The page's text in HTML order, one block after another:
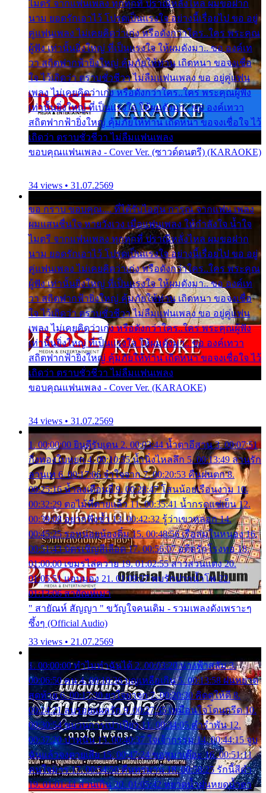
ไมตรี จากแฟนเพลง ทุกทุกที่ ปราณีหลั่งไหล ผมขอฝาก
นาม ยอดรักเอาไว้ โปรดเป็นแรงใจ อย่างนี้เรื่อยไป ขอ อยู่
คู่แฟนเพลง ไม่เคยคิดว่าเก่ง หรือดังกว่าใคร..ใคร พระคุณ
ผู้ฟัง เท่านั้นยิ่งใหญ่ ที่เป็นแรงใจ ให้ผมดังมา.. ขอ องค์เท
วา สถิตฟากฟ้ายิ่งใหญ่ คุ้มภัยให้ท่าน เถิดหนา ขอจงเชื่อ
ใจ ไว้เถิดว่า ตราบชั่วชีวา ไม่ลืมแฟนเพลง ขอ อยู่คู่แฟน
เพลง ไม่เคยคิดว่าเก่ง หรือดังกว่าใคร..ใคร พระคุณผู้ฟัง
เท่านั้นยิ่งใหญ่ ที่เป็นแรงใจ ให้ผมดังมา.. ขอ องค์เทวา
สถิตฟากฟ้ายิ่งใหญ่ คุ้มภัยให้ท่าน เถิดหนา ขอจงเชื่อใจ ไว้
เถิดว่า ตราบชั่วชีวา ไม่ลืมแฟนเพลง
ขอบคุณแฟนเพลง - Cover Ver. (ซาวด์ดนตรี) (KARAOKE)
34 views • 31.07.2569
ขอ กราบ ขอบคุณ.... ที่ได้รับไออุ่น การุณ จากแฟน เพลง
ผมแสนชื่นใจ หายวังเวง เมื่อแฟนเพลง ให้กำลังใจ น้ำใจ
ไมตรี จากแฟนเพลง ทุกทุกที่ ปราณีหลั่งไหล ผมขอฝาก
นาม ยอดรักเอาไว้ โปรดเป็นแรงใจ อย่างนี้เรื่อยไป ขอ อยู่
คู่แฟนเพลง ไม่เคยคิดว่าเก่ง หรือดังกว่าใคร..ใคร พระคุณ
ผู้ฟัง เท่านั้นยิ่งใหญ่ ที่เป็นแรงใจ ให้ผมดังมา.. ขอ องค์เท
วา สถิตฟากฟ้ายิ่งใหญ่ คุ้มภัยให้ท่าน เถิดหนา ขอจงเชื่อ
ใจ ไว้เถิดว่า ตราบชั่วชีวา ไม่ลืมแฟนเพลง ขอ อยู่คู่แฟน
เพลง ไม่เคยคิดว่าเก่ง หรือดังกว่าใคร..ใคร พระคุณผู้ฟัง
เท่านั้นยิ่งใหญ่ ที่เป็นแรงใจ ให้ผมดังมา.. ขอ องค์เทวา
สถิตฟากฟ้ายิ่งใหญ่ คุ้มภัยให้ท่าน เถิดหนา ขอจงเชื่อใจ ไว้
เถิดว่า ตราบชั่วชีวา ไม่ลืมแฟนเพลง
ขอบคุณแฟนเพลง - Cover Ver. (KARAOKE)
34 views • 31.07.2569
1. 00:00:00 ยินดีรับเดน 2. 00:03:44 น้ำตาอีสาน 3. 00:07:51
กิ่งทองใบหยก 4. 00:10:35 น้ำนิ่งไหลลึก 5. 00:13:49 ลานรัก
ลานเท 6. 00:17:06 จำใจจาก 7. 00:20:53 คืนฝนตก 8.
00:25:16 น้ำลงเดือนยี่ 9. 00:28:47 โสนน้อยเรือนงาม 10.
00:32:29 ตอไม้ที่ตายแล้ว 11. 00:35:41 น้ำกรดแช่เย็น 12.
00:39:08 อยากฟังซ้ำ 13. 00:42:32 รู้ว่าเขาหลอก 14.
00:45:25 รอหน่อยน้องติ๋ม 15. 00:48:56 เรือล่มในหนอง 16.
00:51:43 บัตรเชิญสีเลือด 17. 00:56:07 อดีตรักโรงทอ 18.
01:00:00 เขมรไล่ควาย 19. 01:02:55 สาวสวนแตง 20.
01:05:51 แอบมอง 21. 01:09:27 พบรักปากน้ำโพ 22.
01:13:06 สายัณห์เมา
" สายัณห์ สัญญา " ขวัญใจคนเดิม - รวมเพลงดังเพราะๆ
ซึ้งๆ (Official Audio)
33 views • 21.07.2569
1. 00:00:00 ทำไมทำฉันได้ 2. 00:03:20 นางฟ้าสลัม 3.
00:06:50 คน 4. 00:10:36 บุญเหลือเกิน 5. 00:13:58 ฝนหยาด
สุดท้าย 6. 00:17:30 ยาใจยาจก 7. 00:20:30 คิดดูให้ดี 8.
00:24:21 ลบรอยแผลรัก 9. 00:27:35 เหมือนใจโดนกรีด 10.
00:30:54 ขบวนการเปาเปียว 11. 00:34:05 คำรำพัน 12.
00:37:20 ปาหนัน 13. 00:40:37 ใจเจ้ากรรม 14. 00:44:15 จูบ
ฉันแล้วจงตายเสีย 15. 00:47:24 ขอสูมาเต๊อะ 16. 00:51:11
คนใจมาร 17. 00:54:50 คืนทรมาน 18. 00:58:25 รักนี้สีดำ
19. 01:01:44 ส่วนเกิน 20. 01:05:42 หยาดน้ำฝนหยดน้ำตา